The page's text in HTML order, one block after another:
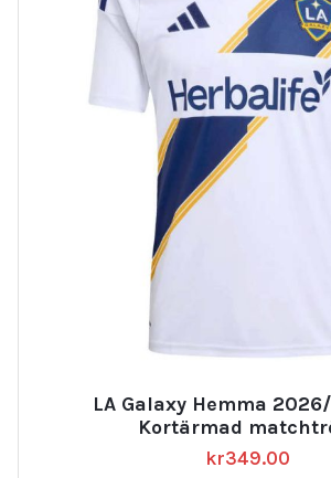
LA Galaxy Hemma
Kortärmad
kr349.00